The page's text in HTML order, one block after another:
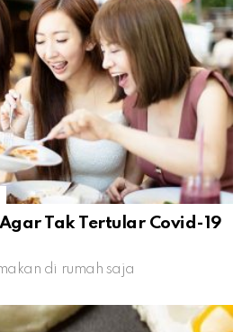
Tak Tertular Covid-19
di rumah saja